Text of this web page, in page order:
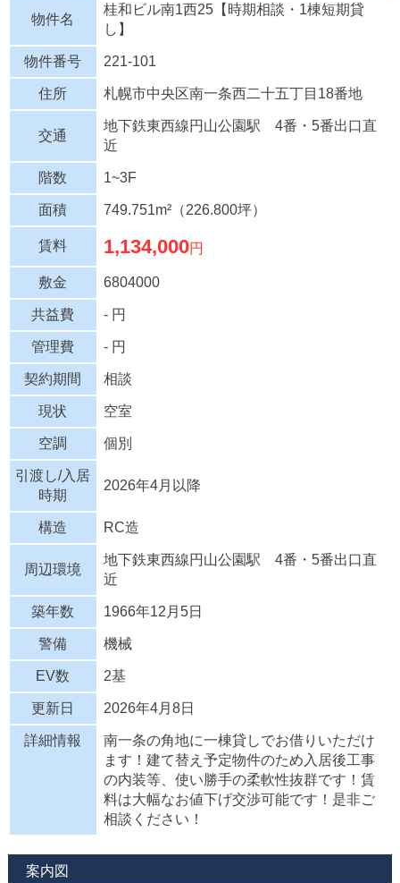
物件名
桂和ビル南1西25【時期相談・1棟短期貸
し】
物件番号 221-101
住所 札幌市中央区南一条西二十五丁目18番地
交通
地下鉄東西線円山公園駅 4番・5番出口直
近
階数 1~3F
面積 749.751m²（226.800坪）
賃料 1,134,000円
敷金 6804000
共益費 - 円
管理費 - 円
契約期間 相談
現状 空室
空調 個別
引渡し/入居
時期
2026年4月以降
構造 RC造
周辺環境
地下鉄東西線円山公園駅 4番・5番出口直
近
築年数 1966年12月5日
警備 機械
EV数 2基
更新日 2026年4月8日
詳細情報
南一条の角地に一棟貸しでお借りいただけ
ます！建て替え予定物件のため入居後工事
の内装等、使い勝手の柔軟性抜群です！賃
料は大幅なお値下げ交渉可能です！是非ご
相談ください！
案内図